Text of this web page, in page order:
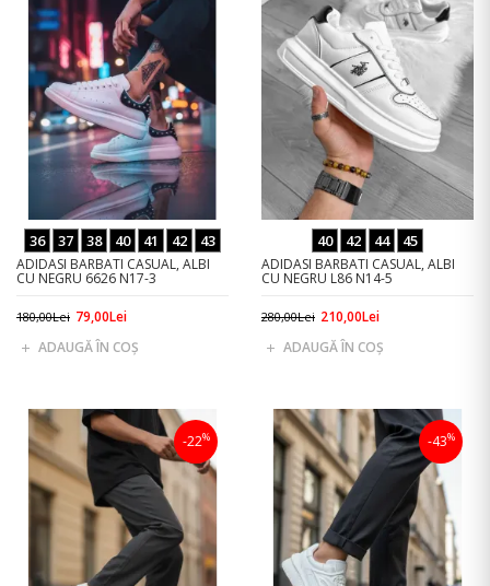
36 37 38 40 41 42 43
ADIDASI BARBATI CASUAL, ALBI
CU NEGRU 6626 N17-3
180,00Lei 79,00Lei
ADAUGĂ ÎN COŞ
40 42 44 45
ADIDASI BARBATI CASUAL, ALBI
CU NEGRU L86 N14-5
280,00Lei 210,00Lei
ADAUGĂ ÎN COŞ
-22% -43%